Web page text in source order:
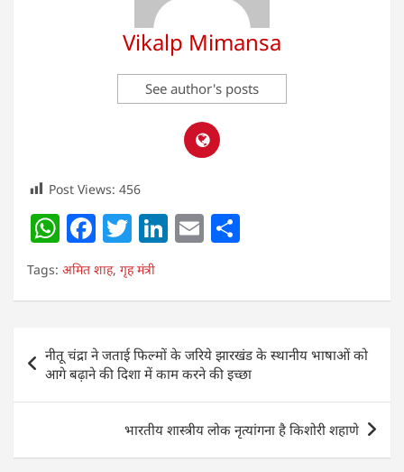
Vikalp Mimansa
See author's posts
Post Views: 456
W
h
at
s
A
p
p
F
a
c
e
b
o
o
T
w
itt
er
Li
e
dI
n
E
l e
Tags: अमित शाह, गृह मंत्री
Post
navigation
नीतू चंद्रा ने जताई फिल्मों के जरिये झारखंड के स्थानीय भाषाओं को
आगे बढ़ाने की दिशा में काम करने की इच्छा
भारतीय शास्त्रीय लोक नृत्यांगना है किशोरी शहाणे